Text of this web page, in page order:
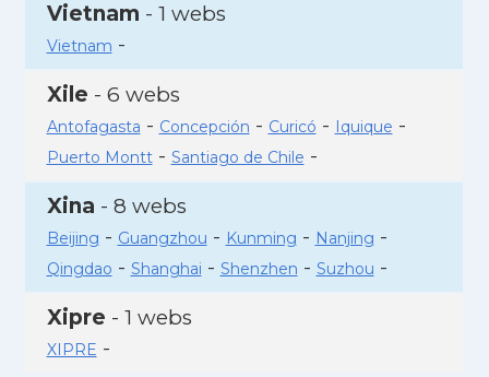
Vietnam - 1 webs
Vietnam -
Xile - 6 webs
Antofagasta - Concepción - Curicó - Iquique -
Puerto Montt- Santiago de Chile -
Xina - 8 webs
Beijing - Guangzhou - Kunming - Nanjing -
Qingdao - Shanghai - Shenzhen - Suzhou -
Xipre - 1 webs
XIPRE -